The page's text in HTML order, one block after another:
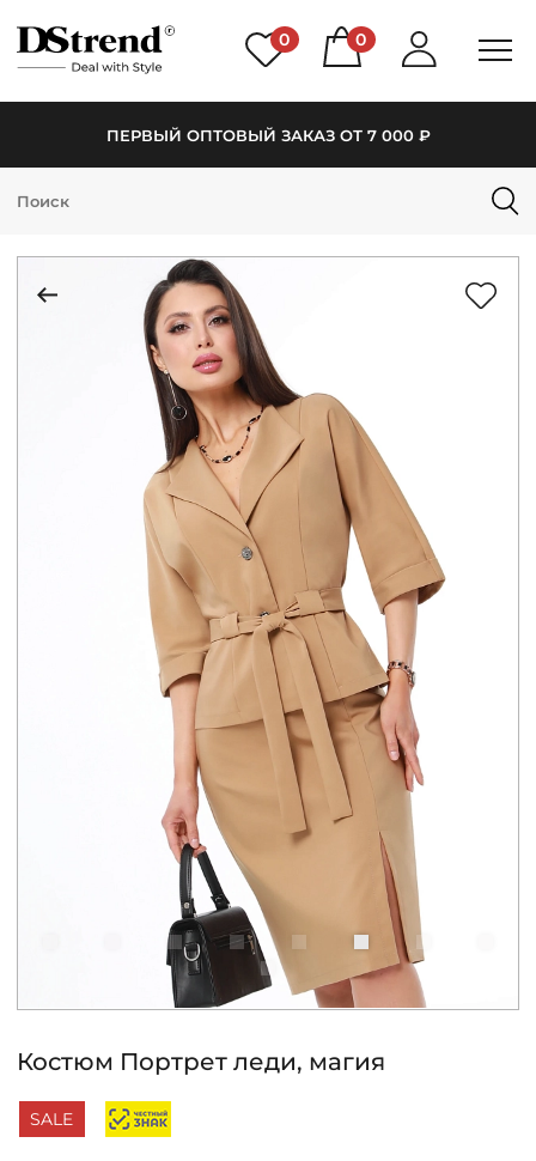
0 0
ПЕРВЫЙ ОПТОВЫЙ ЗАКАЗ ОТ 7 000 ₽
КАТАЛОГ
НОВИНКИ
PREMIUM
РАСПРОДАЖА
КОНТАКТЫ
ЧАСТО ЗАДАВАЕМЫЕ ВОПРОСЫ
ОПТОВЫМ ПОКУПАТЕЛЯМ
РОЗНИЧНЫМ ПОКУПАТЕЛЯМ
ДОСТАВКА
Костюм Портрет леди, магия
SALE